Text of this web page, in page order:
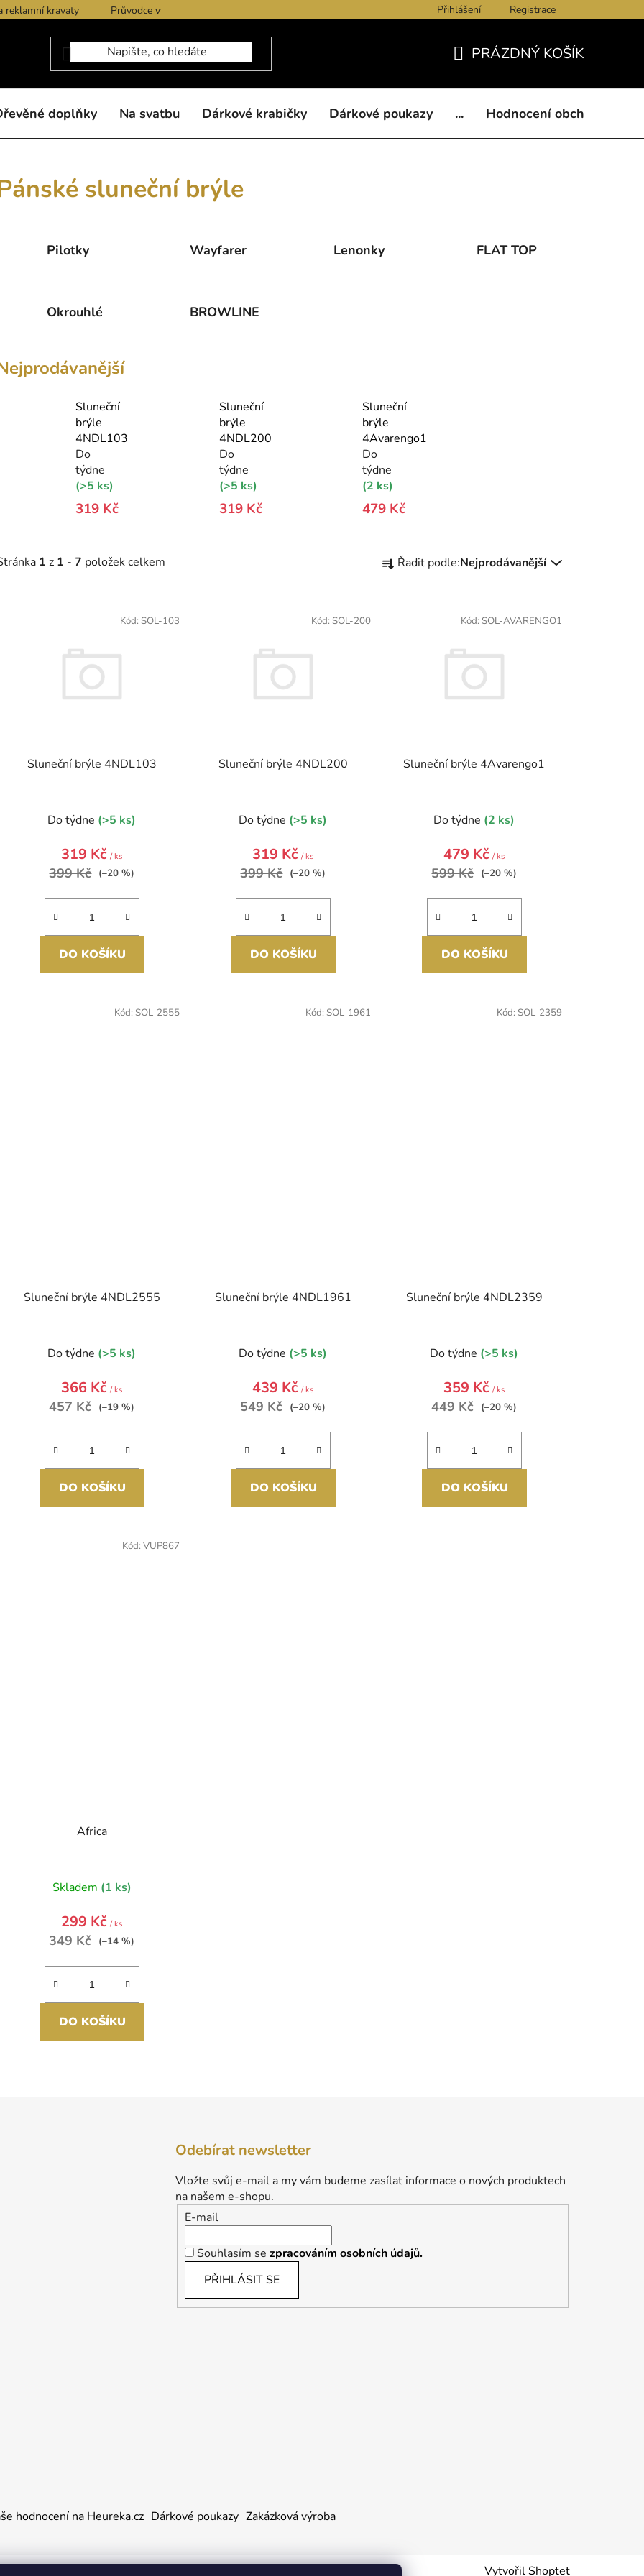
reklamní kravaty Průvodce výběrem produktů Kontakty Obchodní podmínky
Přihlášení Registrace
KOŠÍK
PRÁZDNÝ KOŠÍK
doplňky Na svatbu Dárkové krabičky Dárkové poukazy ... Hodnocení obchodu
sluneční brýle
Pilotky Wayfarer Lenonky FLAT TOP
Okrouhlé BROWLINE
Sluneční
brýle
4NDL103
Do
týdne
(>5 ks)
319 Kč
Sluneční
brýle
4NDL200
Do
týdne
(>5 ks)
319 Kč
Sluneční
brýle
4Avarengo1
Do
týdne
(2 ks)
479 Kč
1 z 1 - 7 položek celkem
a Řadit podle:Nejprodávanější
Sluneční brýle 4NDL103
Do týdne (>5 ks)
319 Kč/ ks
399 Kč (–20 %)
DO KOŠÍKU
Kód: SOL-103
Sluneční brýle 4NDL200
Do týdne (>5 ks)
319 Kč/ ks
399 Kč (–20 %)
DO KOŠÍKU
Kód: SOL-200
Sluneční brýle 4Avarengo1
Do týdne (2 ks)
479 Kč/ ks
599 Kč (–20 %)
DO KOŠÍKU
Kód: SOL-AVARENGO1
Sluneční brýle 4NDL2555
Do týdne (>5 ks)
366 Kč/ ks
457 Kč (–19 %)
DO KOŠÍKU
Kód: SOL-2555
Sluneční brýle 4NDL1961
Do týdne (>5 ks)
439 Kč/ ks
549 Kč (–20 %)
DO KOŠÍKU
Kód: SOL-1961
Sluneční brýle 4NDL2359
Do týdne (>5 ks)
359 Kč/ ks
449 Kč (–20 %)
DO KOŠÍKU
Kód: SOL-2359
Africa
Skladem (1 ks)
299 Kč/ ks
349 Kč (–14 %)
DO KOŠÍKU
Kód: VUP867
d
a
c
í
p
r
k
ý
Odebírat newsletter
Vložte svůj e-mail a my vám budeme zasílat informace o nových produktech
na našem e-shopu.
E-mail
Souhlasím se zpracováním osobních údajů.
PŘIHLÁSIT SE
hodnocení na Heureka.cz Dárkové poukazy Zakázková výroba
Vytvořil Shoptet